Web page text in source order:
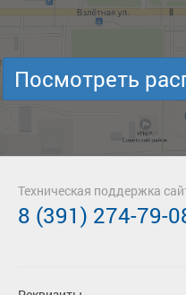
Посмотреть
Техническая поддержка
8 (391) 274-79-